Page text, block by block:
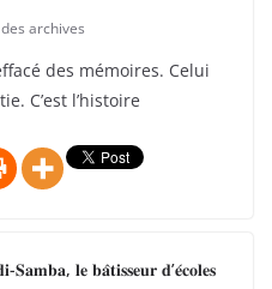
archives
des mémoires. Celui
C’est l’histoire
𝐒𝐚𝐦𝐛𝐚, 𝐥𝐞 𝐛𝐚̂𝐭𝐢𝐬𝐬𝐞𝐮𝐫 𝐝’𝐞́𝐜𝐨𝐥𝐞𝐬